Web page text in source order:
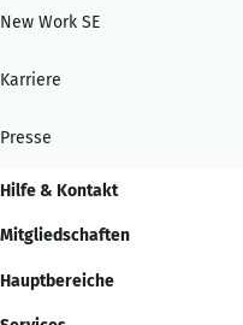
New Work SE
Karriere
Presse
Hilfe & Kontakt
Mitgliedschaften
Hauptbereiche